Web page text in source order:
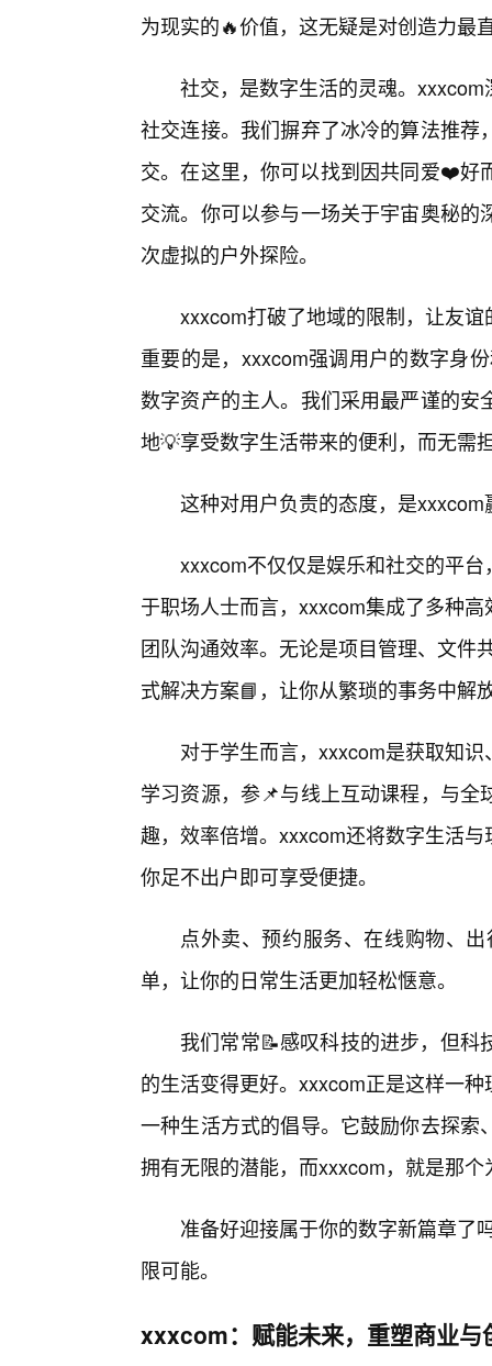
为现实的🔥价值，这无疑是对创造力最
社交，是数字生活的灵魂。
社交连接。我们摒弃了冰冷的算法推
交。在这里，你可以找到因共同爱❤️好
交流。你可以参与一场关于宇宙奥秘
次虚拟的户外探险。
xxxcom打破了地域的限制，让友
重要的是，xxxcom强调用户的数字身
数字资产的主人。我们采用最严谨的
地💡享受数字生活带来的便利，而无需
这种对用户负责的态度，是
xxxcom不仅仅是娱乐和社交的平
于职场人士而言，xxxcom集成了多种
团队沟通效率。无论是项目管理、文件
式解决方案📘，让你从繁琐的事务中解
对于学生而言，xxxcom是获取知
学习资源，参📌与线上互动课程，与
趣，效率倍增。xxxcom还将数字生活
你足不出户即可享受便捷。
点外卖、预约服务、在线购物、
单，让你的日常生活更加轻松惬意。
我们常常📝感叹科技的进步，但
的生活变得更好。xxxcom正是这样一
一种生活方式的倡导。它鼓励你去探
拥有无限的潜能，而xxxcom，就是那
准备好迎接属于你的数字新篇章了
限可能。
xxxcom：赋能未来，重塑商业与